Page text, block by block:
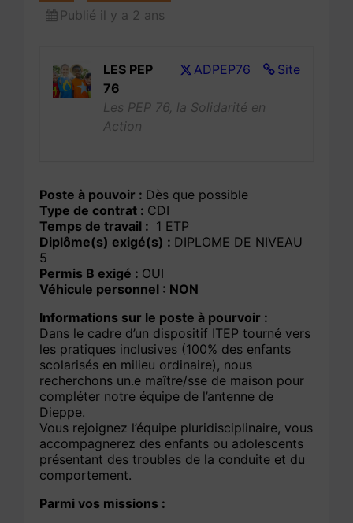
Publié il y a 2 ans
Site
ADPEP76
LES PEP
76
Les PEP 76, la Solidarité en
Action
Poste à pouvoir : Dès que possible
Type de contrat : CDI
Temps de travail : 1 ETP
Diplôme(s) exigé(s) : DIPLOME DE NIVEAU
5
Permis B exigé : OUI
Véhicule personnel : NON
Informations sur le poste à pourvoir :
Dans le cadre d’un dispositif ITEP tourné vers
les pratiques inclusives (100% des enfants
scolarisés en milieu ordinaire), nous
recherchons un.e maître/sse de maison pour
compléter notre équipe de l’antenne de
Dieppe.
Vous rejoignez l’équipe pluridisciplinaire, vous
accompagnerez des enfants ou adolescents
présentant des troubles de la conduite et du
comportement.
Parmi vos missions :